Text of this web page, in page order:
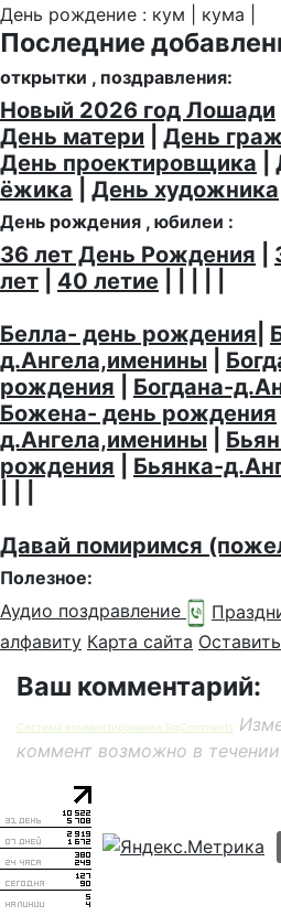
День рождение : кум | кума |
Последние
открытки , поздравления:
Новый 2026 год Лошади
День матери
День
День проектировщика
ёжика
День художника
День рождения , юбилеи :
36 лет День Рождения
лет
40 летие
Белла- день рождения
д.Ангела,именины
рождения
Богдана-
Божена- день рождения
д.Ангела,именины
рождения
Бьянка-
Давай помиримся
Полезное:
Аудио поздравление
алфавиту Карта сайта
Ваш комментарий:
Система комментирования SigComments
коммент возможно в